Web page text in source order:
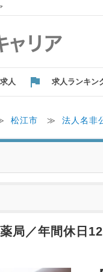
人 求人ランキン
松江市 ≫ 法人名非
薬局／年間休日